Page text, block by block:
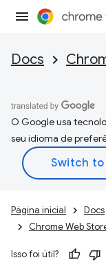
Docs
O Google usa
seu idioma de
Página inicial Docs
Chrome Web
Isso foi útil?